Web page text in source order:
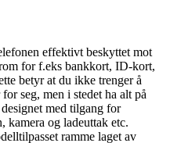
effektivt beskyttet mot
for f.eks bankkort, ID-kort,
betyr at du ikke trenger å
seg, men i stedet ha alt på
med tilgang for
kamera og ladeuttak etc.
ramme laget av